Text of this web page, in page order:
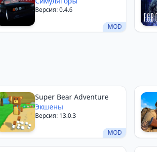
MOD
Версия: 0.4.6
MOD
Super Bear Adventure
Экшены
Версия: 13.0.3